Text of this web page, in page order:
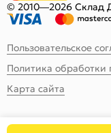
© 2010—2026 Склад
Пользовательское
Политика обработки
Карта сайта